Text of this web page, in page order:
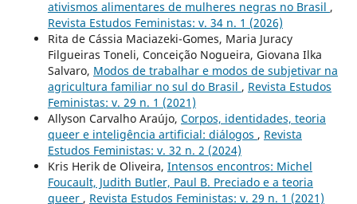
ativismos alimentares de mulheres negras no Brasil ,
Revista Estudos Feministas: v. 34 n. 1 (2026)
Rita de Cássia Maciazeki-Gomes, Maria Juracy
Filgueiras Toneli, Conceição Nogueira, Giovana Ilka
Salvaro, Modos de trabalhar e modos de subjetivar na
agricultura familiar no sul do Brasil , Revista Estudos
Feministas: v. 29 n. 1 (2021)
Allyson Carvalho Araújo, Corpos, identidades, teoria
queer e inteligência artificial: diálogos , Revista
Estudos Feministas: v. 32 n. 2 (2024)
Kris Herik de Oliveira, Intensos encontros: Michel
Foucault, Judith Butler, Paul B. Preciado e a teoria
queer , Revista Estudos Feministas: v. 29 n. 1 (2021)